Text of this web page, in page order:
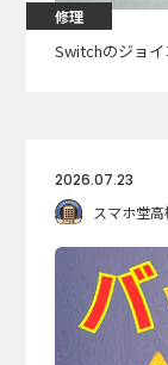
修理
Switchのジョ
2026.07.23
スマホ堂